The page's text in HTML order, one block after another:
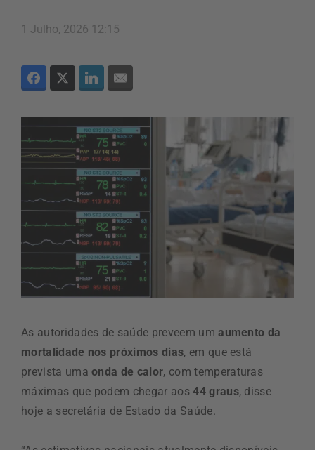
1 Julho, 2026 12:15
As autoridades de saúde preveem umaumento da
mortalidade nos próximos dias, em que está
prevista umaonda de calor, com temperaturas
máximas que podem chegar aos44 graus, disse
hoje a secretária de Estado da Saúde.